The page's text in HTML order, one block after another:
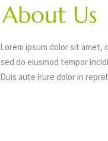
Us
ipsum dolor sit
do eiusmod tempor
aute irure dolor in